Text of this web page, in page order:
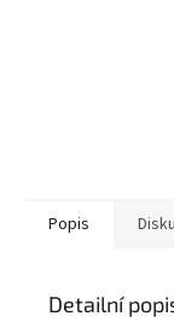
Popis
Detailní